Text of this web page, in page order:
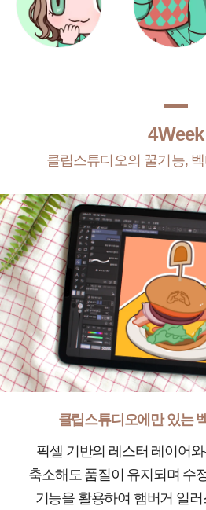
4Week
클립스튜디오의 꿀기능,
클립스튜디오에만 있는
픽셀 기반의 레스터 레이어
축소해도 품질이 유지되며 수
기능을 활용하여 햄버거 일